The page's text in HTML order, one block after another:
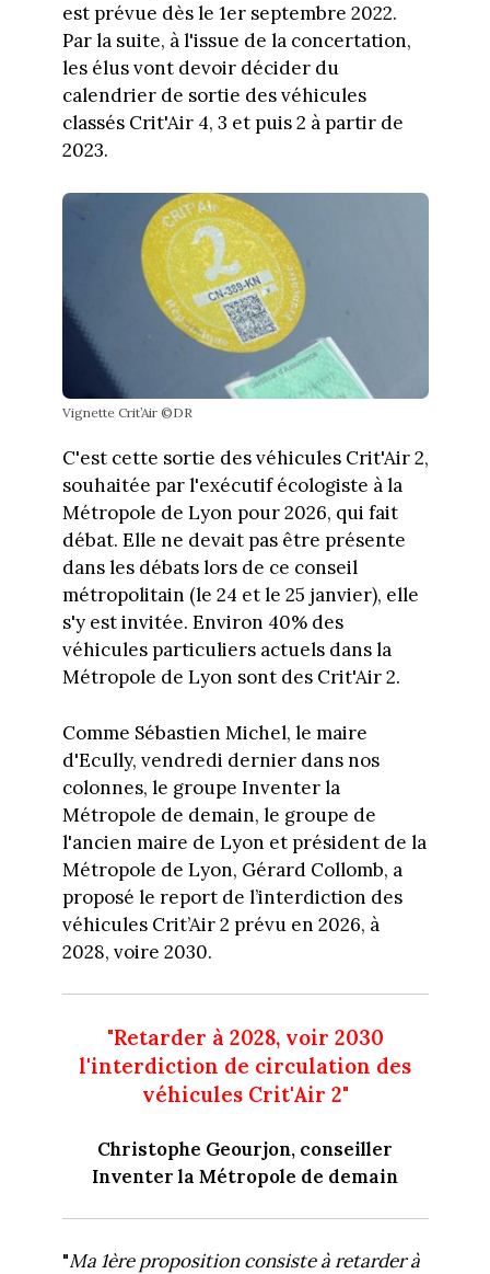
est prévue dès le 1er septembre 2022.
Par la suite, à l'issue de la concertation,
les élus vont devoir décider du
calendrier de sortie des véhicules
classés Crit'Air 4, 3 et puis 2 à partir de
2023.
Vignette Crit’Air ©DR
C'est cette sortie des véhicules Crit'Air 2,
souhaitée par l'exécutif écologiste à la
Métropole de Lyon pour 2026, qui fait
débat. Elle ne devait pas être présente
dans les débats lors de ce conseil
métropolitain (le 24 et le 25 janvier), elle
s'y est invitée. Environ 40% des
véhicules particuliers actuels dans la
Métropole de Lyon sont des Crit'Air 2.
Comme Sébastien Michel, le maire
d'Ecully, vendredi dernier dans nos
colonnes, le groupe Inventer la
Métropole de demain, le groupe de
l'ancien maire de Lyon et président de la
Métropole de Lyon, Gérard Collomb, a
proposé le report de l’interdiction des
véhicules Crit’Air 2 prévu en 2026, à
2028, voire 2030.
"Retarder à 2028, voir 2030
l'interdiction de circulation des
véhicules Crit'Air 2"
Christophe Geourjon, conseiller
Inventer la Métropole de demain
"Ma 1ère proposition consiste à retarder à